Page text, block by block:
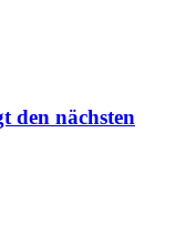
den nächsten